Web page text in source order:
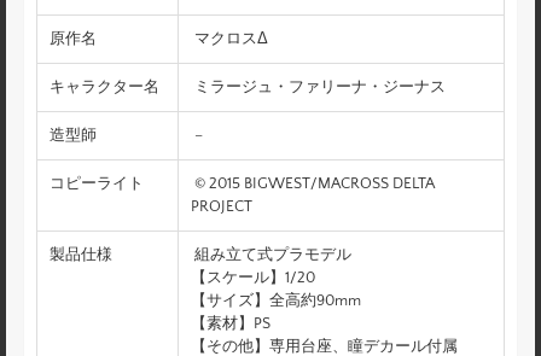
原作名 マクロスΔ
キャラクター名 ミラージュ・ファリーナ・ジーナス
造型師 –
コピーライト
© 2015 BIGWEST/MACROSS DELTA
PROJECT
製品仕様
組み立て式プラモデル
【スケール】1/20
【サイズ】全高約90mm
【素材】PS
【その他】専用台座、瞳デカール付属